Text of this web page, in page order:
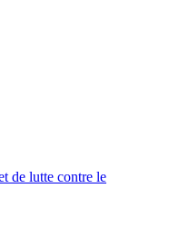
de lutte contre le